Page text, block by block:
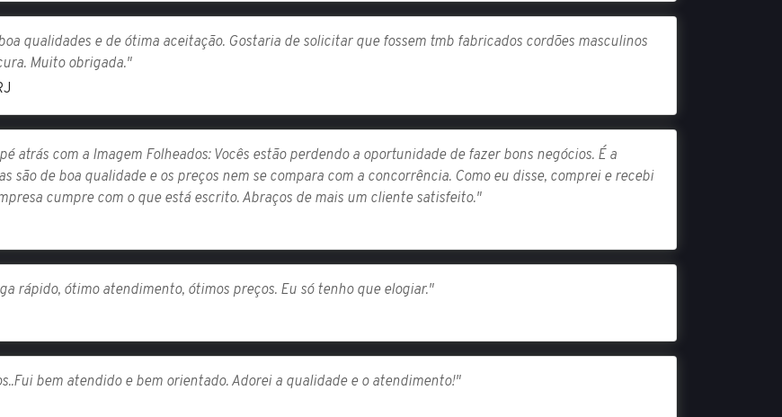
qualidades e de ótima aceitação. Gostaria de solicitar que fossem tmb fabricados cordões masculinos
Muito obrigada."
atrás com a Imagem Folheados: Vocês estão perdendo a oportunidade de fazer bons negócios. É a
são de boa qualidade e os preços nem se compara com a concorrência. Como eu disse, comprei e recebi
cumpre com o que está escrito. Abraços de mais um cliente satisfeito."
rápido, ótimo atendimento, ótimos preços. Eu só tenho que elogiar."
bem atendido e bem orientado. Adorei a qualidade e o atendimento!"